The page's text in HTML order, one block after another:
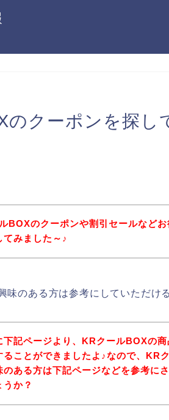
のクーポンを探し
BOXのクーポンや割引セールなど
てみました～♪
味のある方は参考にしていただけ
下記ページより、KRクールBOXの
ることができましたよ♪なので、KR
のある方は下記ページなどを参考に
うか？